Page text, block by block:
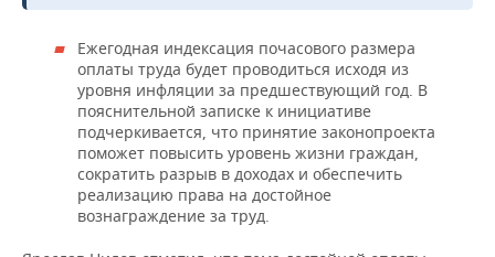
Ежегодная индексация почасового размера
оплаты труда будет проводиться исходя из
уровня инфляции за предшествующий год. В
пояснительной записке к инициативе
подчеркивается, что принятие законопроекта
поможет повысить уровень жизни граждан,
сократить разрыв в доходах и обеспечить
реализацию права на достойное
вознаграждение за труд.